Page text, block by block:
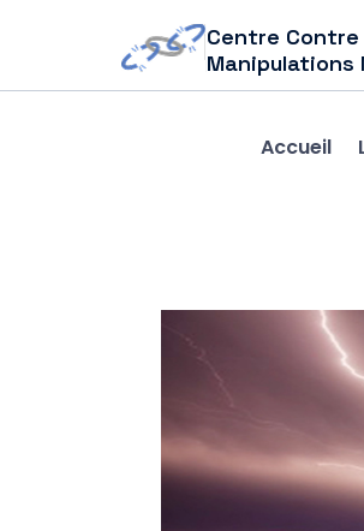
Centre Contre
Manipulations
Accueil